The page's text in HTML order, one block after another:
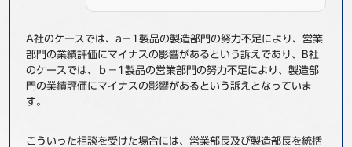
A社のケースでは、a－1製品の製造部門の努力不足により、営業
部門の業績評価にマイナスの影響があるという訴えであり、B社
のケースでは、ｂ－1製品の営業部門の努力不足により、製造部
門の業績評価にマイナスの影響があるという訴えとなっていま
す。
こういった相談を受けた場合には、営業部長及び製造部長を統括